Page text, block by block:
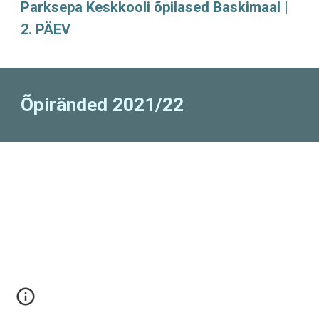
Parksepa Keskkooli õpilased Baskimaal |
2. PÄEV
Õpiränded 2021/22